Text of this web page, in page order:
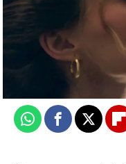
Nova
13 de
WhatsappFacebook
X